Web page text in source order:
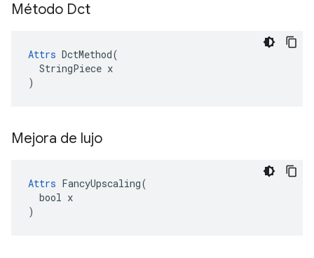
Método Dct
Attrs DctMethod(
  StringPiece x
)
Mejora de lujo
Attrs FancyUpscaling(
  bool x
)